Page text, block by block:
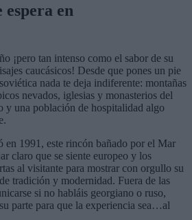
espera en
¡pero tan intenso como el sabor de su
caucásicos! Desde que pones un pie
nada te deja indiferente: montañas
nevados, iglesias y monasterios del
y una población de hospitalidad algo
en 1991, este rincón bañado por el Mar
claro que se siente europeo y los
al visitante para mostrar con orgullo su
tradición y modernidad. Fuera de las
si no habláis georgiano o ruso,
parte para que la experiencia sea…al